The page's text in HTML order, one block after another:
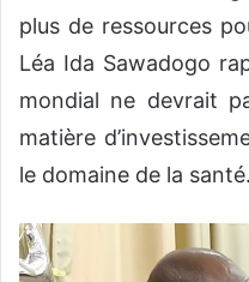
plus de ressources
Léa Ida Sawadogo
mondial ne devrait
matière
le domaine de la santé.